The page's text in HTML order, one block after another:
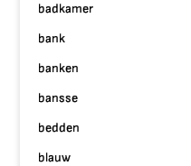
badkamer
bank
banken
bansse
bedden
blauw